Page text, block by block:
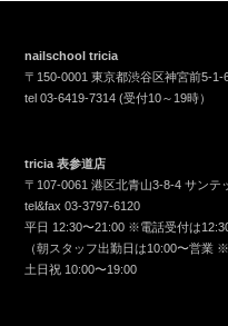
nailschool tricia
〒150-0001 東京都渋谷区神宮前5-1-
tel03-6419-7314 (受付10～19時）
tricia 表参道店
〒107-0061 港区北青山3-8-4 サンテ
tel&fax03-3797-6120
平日 12:30〜21:00 ※電話受付は
（朝スタッフ出勤日は10:00〜営業
土日祝 10:00〜19:00